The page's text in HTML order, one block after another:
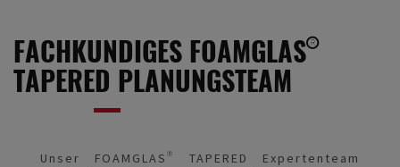
FACHKUNDIGES FOAMGLAS®
TAPERED PLANUNGSTEAM
Unser FOAMGLAS® TAPERED Expertenteam